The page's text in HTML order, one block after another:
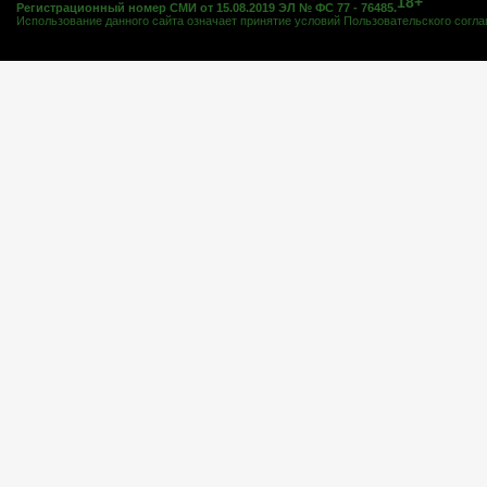
Регистрационный номер СМИ от 15.08.2019 ЭЛ № ФС 77 - 76485.
Использование данного сайта означает принятие условий Пользовательского